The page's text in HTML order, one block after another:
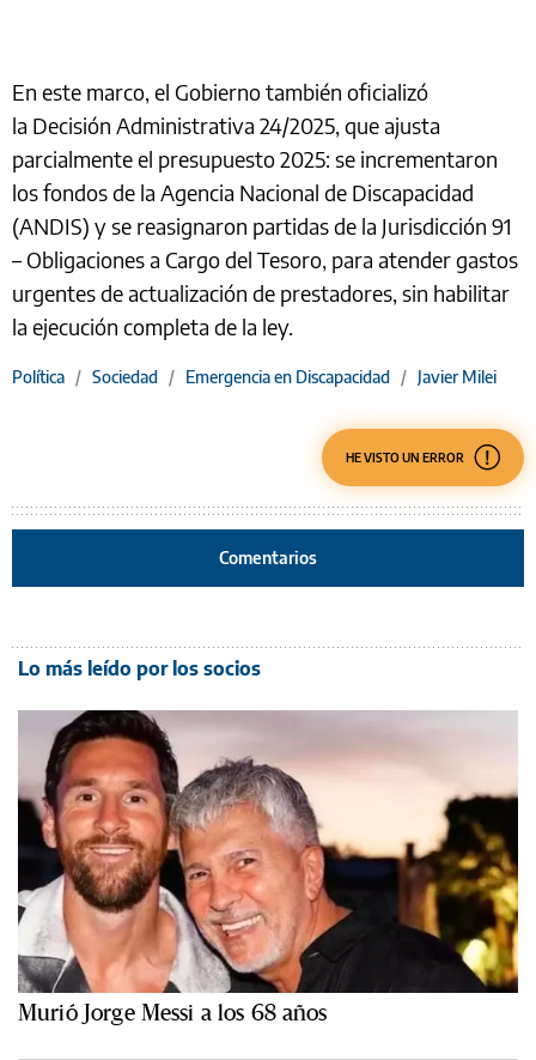
En este marco, el Gobierno también oficializó
la Decisión Administrativa 24/2025, que ajusta
parcialmente el presupuesto 2025: se incrementaron
los fondos de la Agencia Nacional de Discapacidad
(ANDIS) y se reasignaron partidas de la Jurisdicción 91
– Obligaciones a Cargo del Tesoro, para atender gastos
urgentes de actualización de prestadores, sin habilitar
la ejecución completa de la ley.
Política / Sociedad / Emergencia en Discapacidad / Javier Milei
HE VISTO UN ERROR
Comentarios
Lo más leído por los socios
Murió Jorge Messi a los 68 años